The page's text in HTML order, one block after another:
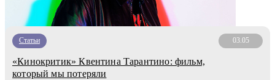
Статьи 03.05
«Кинокритик» Квентина Тарантино: фильм,
который мы потеряли